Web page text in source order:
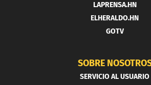
LAPRENSA.HN
ELHERALDO.HN
GOTV
SOBRE
SERVICIO AL USUARIO